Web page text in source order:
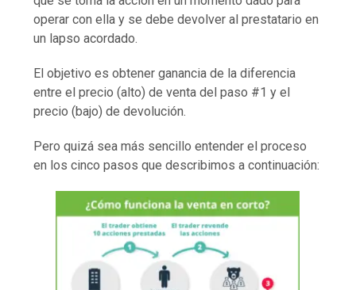
operar con ella y se debe devolver al prestatario en
un lapso acordado.
El objetivo es obtener ganancia de la diferencia
entre el precio (alto) de venta del paso #1 y el
precio (bajo) de devolución.
Pero quizá sea más sencillo entender el proceso
en los cinco pasos que describimos a continuación: